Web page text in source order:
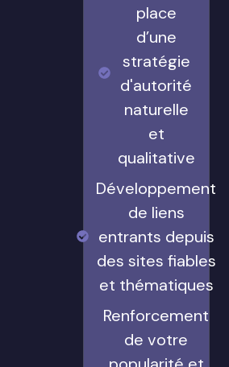
place
d’une
stratégie
d'autorité
naturelle
et
qualitative
Développement
de liens
entrants depuis
des sites fiables
et thématiques
Renforcement
de votre